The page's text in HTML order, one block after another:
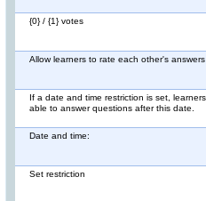
{0} / {1} votes
Allow learners to rate each other's answers
If a date and time restriction is set,
able to answer questions after this date.
Date and time:
Set restriction